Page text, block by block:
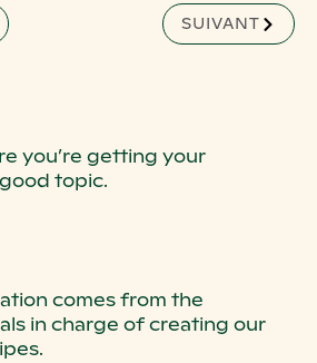
SUIVANT
you’re getting your
topic.
comes from the
in charge of creating our